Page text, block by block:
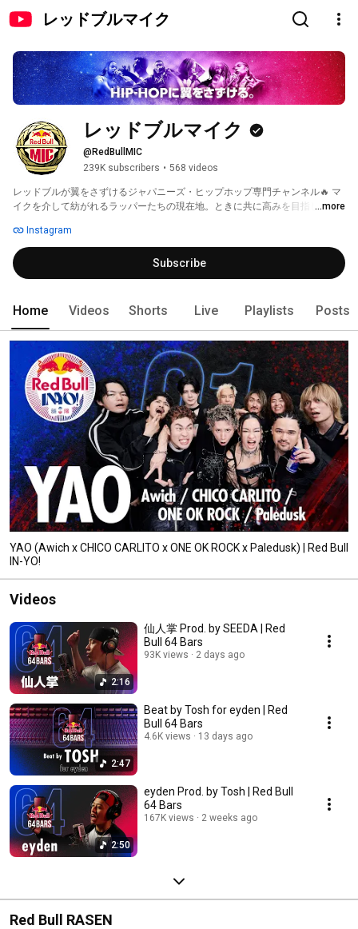
レッドブルマイク
レッドブルマイク
@RedBullMIC
239K subscribers • 568 videos
レッドブルが翼をさずけるジャパニーズ・ヒップホップ専門チャンネル🔥 マ
イクを介して紡がれるラッパーたちの現在地。ときに共に高みを目指し、と
け🎤
...more
Instagram
Subscribe
Home Videos Shorts Live Playlists Posts
YAO (Awich x CHICO CARLITO x ONE OK ROCK x Paledusk) | Red Bull
IN-YO!
Videos
2:16
仙人掌 Prod. by SEEDA | Red
Bull 64 Bars
93K views 2 days ago
2:47
Beat by Tosh for eyden | Red
Bull 64 Bars
4.6K views 13 days ago
2:50
eyden Prod. by Tosh | Red Bull
64 Bars
167K views 2 weeks ago
Red Bull RASEN